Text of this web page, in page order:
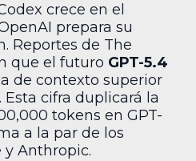
crece en el
prepara su
Reportes de The
que el futuro GPT-5.4
de contexto superior
cifra duplicará la
tokens en GPT-
a la par de los
y Anthropic.